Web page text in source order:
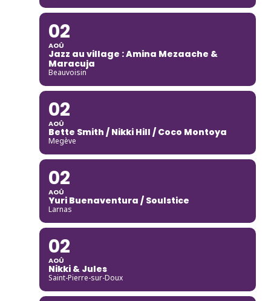
02
AOÛ
Jazz au village : Amina Mezaache &
Maracuja
Beauvoisin
02
AOÛ
Bette Smith / Nikki Hill / Coco Montoya
Megève
02
AOÛ
Yuri Buenaventura / Soulstice
Larnas
02
AOÛ
Nikki & Jules
Saint-Pierre-sur-Doux